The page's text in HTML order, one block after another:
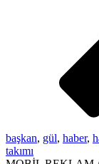
başkan, gül, haber,
takımı